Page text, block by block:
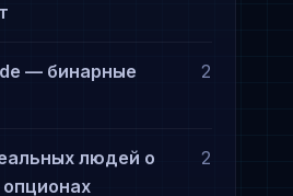
— бинарные
2
людей о
2